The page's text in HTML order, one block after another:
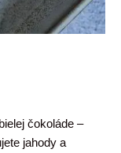
čokoláde –
jahody a